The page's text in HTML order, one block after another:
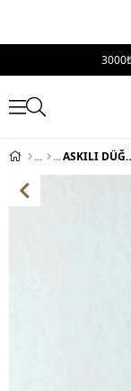
ASKILI DÜĞME DETAY